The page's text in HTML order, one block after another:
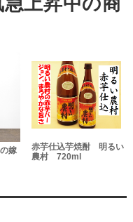
嫁
赤芋仕込芋焼酎 明るい
農村 720ml